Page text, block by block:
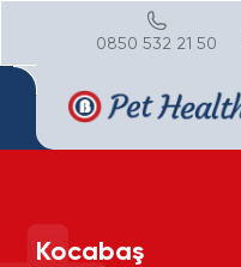
0850 532 21 50
Kocabaş